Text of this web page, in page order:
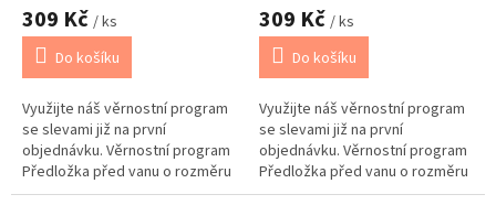
309 Kč / ks
Do košíku
Využijte náš věrnostní program
se slevami již na první
objednávku. Věrnostní program
Předložka před vanu o rozměru
60x100cm. Možno barevně
309 Kč / ks
Do košíku
Využijte náš věrnostní program
se slevami již na první
objednávku. Věrnostní program
Předložka před vanu o rozměru
60x100cm. Možno barevně